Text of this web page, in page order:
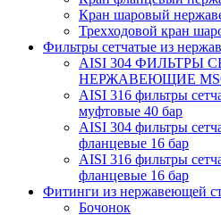
Кран шаровый
Трехходовой кран
Фильтры сетчатые из
AISI 304 ФИЛЬТРЫ
НЕРЖАВЕЮЩИЕ
AISI 316 фильтры
муфтовые 40 бар
AISI 304 фильтры
фланцевые 16 бар
AISI 316 фильтры
фланцевые 16 бар
Фитинги из нержавеющей
Бочонок